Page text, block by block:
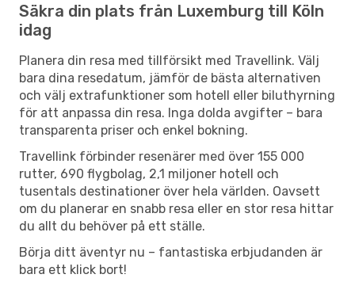
Säkra din plats från Luxemburg till Köln
idag
Planera din resa med tillförsikt med Travellink. Välj
bara dina resedatum, jämför de bästa alternativen
och välj extrafunktioner som hotell eller biluthyrning
för att anpassa din resa. Inga dolda avgifter – bara
transparenta priser och enkel bokning.
Travellink förbinder resenärer med över 155 000
rutter, 690 flygbolag, 2,1 miljoner hotell och
tusentals destinationer över hela världen. Oavsett
om du planerar en snabb resa eller en stor resa hittar
du allt du behöver på ett ställe.
Börja ditt äventyr nu – fantastiska erbjudanden är
bara ett klick bort!